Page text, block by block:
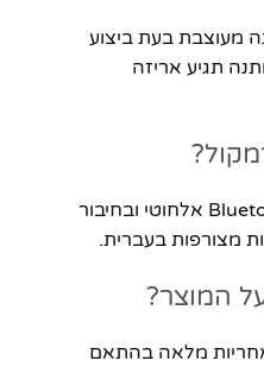
מעוצבת בעת ביצוע
תגיע אריזה
הרמקול תומך בחיבור Bluetooth אלחוטי ובחיבור
המוצר?
מלאה בהתאם